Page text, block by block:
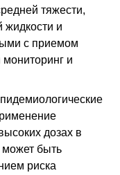
тяжести,
и
с приемом
и
дозах в
может быть
риска